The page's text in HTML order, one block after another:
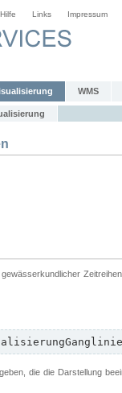
Hilfe Links Impressum
WMS
die die Darstellung